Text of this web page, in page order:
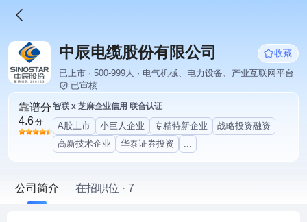
中辰电缆股份有限公司
收藏
已上市 · 500-999人 · 电气机械、电力设备、产业互联网平台
已审核
靠谱分
4.6分
智联 x 芝麻企业信用 联合认证
A股上市 小巨人企业 专精特新企业
战略投资融资
高新技术企业
华泰证券投资 ...
公司简介 在招职位 · 7